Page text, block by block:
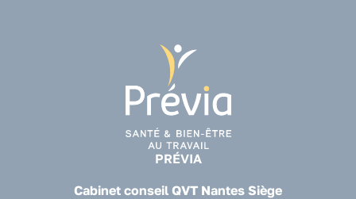
PRÉVIA
Cabinet conseil QVT Nantes Siège